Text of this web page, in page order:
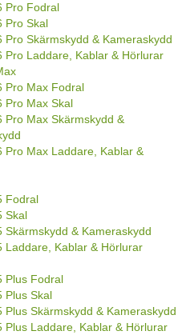
Pro Fodral
Pro Skal
Pro Skärmskydd & Kameraskydd
Pro Laddare, Kablar & Hörlurar
Pro Max Fodral
Pro Max Skal
Pro Max Skärmskydd &
Pro Max Laddare, Kablar &
Fodral
Skal
Skärmskydd & Kameraskydd
Laddare, Kablar & Hörlurar
Plus Fodral
Plus Skal
Plus Skärmskydd & Kameraskydd
Plus Laddare, Kablar & Hörlurar